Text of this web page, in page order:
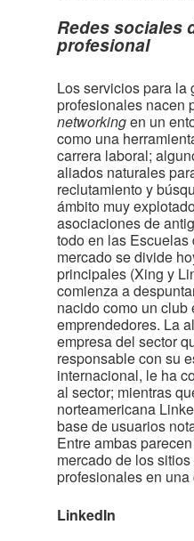
Redes sociales
profesional
Los servicios para la
profesionales nacen
networkingen un
como una
carrera laboral;
aliados naturales
reclutamiento y
ámbito muy
asociaciones de
todo en las Escuelas
mercado se divide
principales (Xing y
comienza a
nacido como un club
emprendedores. La
empresa del sector
responsable con su
internacional, le ha
al sector; mientras
norteamericana
base de usuarios
Entre ambas
mercado de los
profesionales en una
LinkedIn